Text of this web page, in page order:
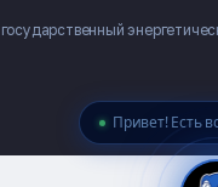
Привет! Есть